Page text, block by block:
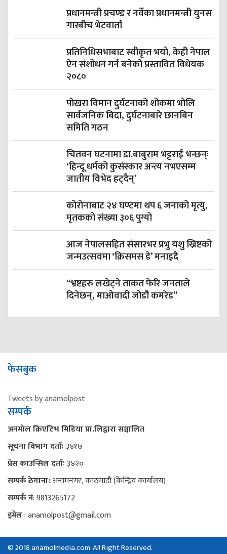
प्रधानमन्त्री प्रचण्ड र नर्वेका प्रधानमन्त्री युनस
गारबीच भेटवार्ता
प्रतिनिधिसभाबाट स्वीकृत भयो, केही नेपाल
ऐन संशोधन गर्न बनेको प्रस्तावित विधेयक
२०८०
पोखरा विमान दुर्घटनाको शोकमा भोलि
सार्वजनिक बिदा, दुर्घटनाबारे छानबिन
समिति गठन
चितवन घटनामा डा.बाबुराम भट्टराई भन्छन्ः
‘हिन्दू धर्मको कुसंस्कार अन्त्य नभएसम्म
जातीय विभेद हट्दैन्’
कोरोनाबाट २४ घण्टमा थप ६ जनाको मृत्यु,
मृतकको संख्या ३०६ पुग्यो
आज नेपालसहित संसारभर प्रभु यशु ख्रिष्टको
जन्मउत्सवमा ‘क्रिसमस डे’ मनाइदै
“भ्रष्टहरु लखेट्ने ताकत फेरि जनताले
दिनेछन्, माओवादी जोडौं कमरेड”
फेसबुक
Tweets by anamolpost
सम्पर्क
अनमोल क्रिएटिभ मिडिया प्रा.लिद्वारा सञ्चालित
सूचना विभाग दर्ताः३४१७
प्रेस काउन्सिल दर्ताः३४२०
सम्पर्क ठेगाना:अनामनगर, काठमाडौं (केन्द्रिय कार्यालय)
सम्पर्क नं: 9813265172
इमेल: anamolpost@gmail.com
© 2018 anamolmedia.com. All Right Reserved.